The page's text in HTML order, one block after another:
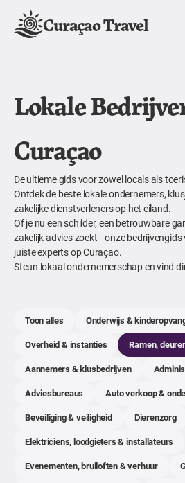
Curaçao Travel
Lokale
Curaçao
De ultieme gids voor zowel locals als
Ontdek de beste lokale ondernemers,
zakelijke dienstverleners op het eiland.
Of je nu een schilder, een betrouwbare
zakelijk advies zoekt—onze bedrijvengids
juiste experts op Curaçao.
Steun lokaal ondernemerschap en vind
Toon alles
Onderwijs &
Overheid & instanties
Ramen,
Aannemers & klusbedrijven
Adviesbureaus
Auto verkoop &
Beveiliging & veiligheid
Dierenzorg
Elektriciens, loodgieters & installateurs
Evenementen, bruiloften & verhuur